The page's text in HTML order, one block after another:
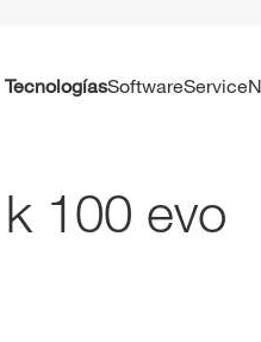
Tecnologías Software Service
k 100 evo